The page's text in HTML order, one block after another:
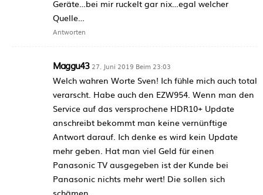
Geräte…bei mir ruckelt gar nix…egal welcher
Quelle…
Antworten
Maggu43 27. Juni 2019 Beim 23:03
Welch wahren Worte Sven! Ich fühle mich auch total
verarscht. Habe auch den EZW954. Wenn man den
Service auf das versprochene HDR10+ Update
anschreibt bekommt man keine vernünftige
Antwort darauf. Ich denke es wird kein Update
mehr geben. Hat man viel Geld für einen
Panasonic TV ausgegeben ist der Kunde bei
Panasonic nichts mehr wert! Die sollen sich
schämen.